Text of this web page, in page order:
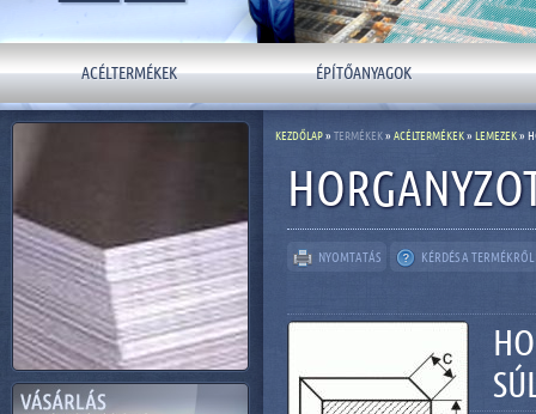
ACÉLTERMÉKEK ÉPÍTŐANYAGOK
NYOMTATÁS KÉRDÉS A TERMÉKRŐL
KEZDŐLAP» TERMÉKEK» ACÉLTERMÉKEK» LEMEZEK»